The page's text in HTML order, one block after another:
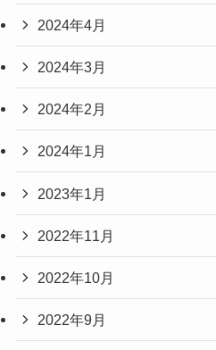
2024年4月
2024年3月
2024年2月
2024年1月
2023年1月
2022年11月
2022年10月
2022年9月